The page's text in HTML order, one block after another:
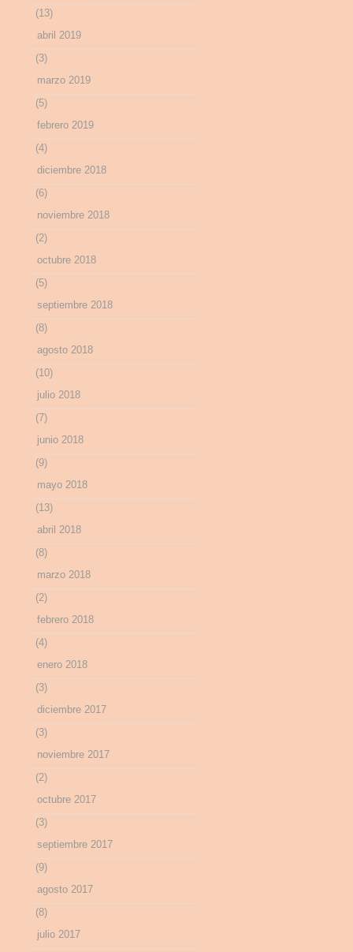
(13)
abril 2019
(3)
marzo 2019
(5)
febrero 2019
(4)
diciembre 2018
(6)
noviembre 2018
(2)
octubre 2018
(5)
septiembre 2018
(8)
agosto 2018
(10)
julio 2018
(7)
junio 2018
(9)
mayo 2018
(13)
abril 2018
(8)
marzo 2018
(2)
febrero 2018
(4)
enero 2018
(3)
diciembre 2017
(3)
noviembre 2017
(2)
octubre 2017
(3)
septiembre 2017
(9)
agosto 2017
(8)
julio 2017